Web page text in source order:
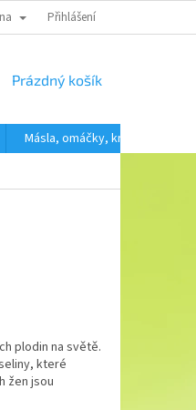
Přihlášení
NÁKUPNÍ
Prázdný košík
Másla, omáčky, krémy
plodin na světě.
které
žen jsou